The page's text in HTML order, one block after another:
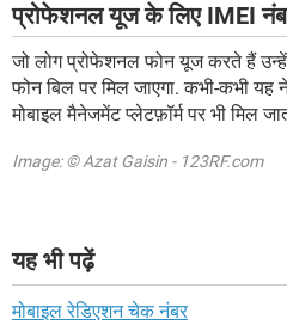
प्रोफेशनल यूज के लिए IMEI
जो लोग प्रोफेशनल फोन यूज करते हैं
फोन बिल पर मिल जाएगा. कभी-कभी यह
मोबाइल मैनेजमेंट प्लेटफ़ॉर्म पर भी मिल
Image: © Azat Gaisin - 123RF.com
यह भी पढ़ें
मोबाइल रेडिएशन चेक नंबर